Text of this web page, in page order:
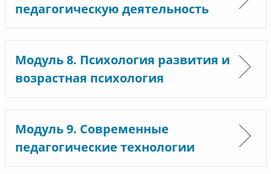
педагогическую деятельность
Модуль 8. Психология развития и
возрастная психология
Модуль 9. Современные
педагогические технологии